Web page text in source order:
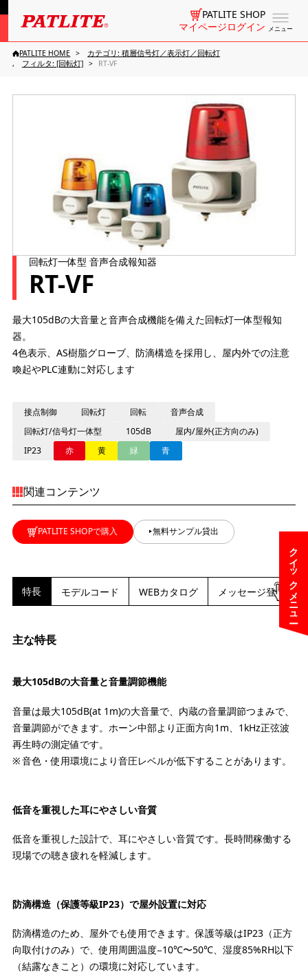
メニュー
PATLITE SHOP
マイページログイン
クイックメニュー
PATLITE HOME
カテゴリ: 積層信号灯／表示灯／回転灯
フィルタ: [回転灯]
RT-VF
回転灯一体型 音声合成報知器
RT-VF
最大105dBの大音量と音声合成機能を備えた回転灯一体型報知
器。
4色表示、AS樹脂グローブ、防滴構造を採用し、屋内外での注意
喚起やPLC連動に対応します
接点制御 回転灯 回転
音声合成
回転灯/信号灯一体型
105dB
屋内/屋外(正方向のみ)
IP23
赤 黄 緑 青
関連コンテンツ
PATLITE SHOPで購入 無料サンプル貸出
特長 モデルコード WEBカタログ メッセージ登録依頼
主な特長
最大105dBの大音量と音量調節機能
音量は最大105dB(at 1m)の大音量で、内蔵の音量調節つまみで、
音量調節ができます。ホーン中部より正面方向1m、1kHz正弦波
再生時の測定値です。
音色・使用環境により音圧レベルが低下することがあります。
低音を重視した耳にやさしい音質
低音を重視した設計で、耳にやさしい音質です。長時間稼働する
現場での聴き疲れを軽減します。
防滴構造（保護等級IP23）で屋外設置に対応
防滴構造のため、屋外でも使用できます。保護等級はIP23（正方
向取付けのみ）で、使用周囲温度−10℃〜50℃、湿度85%RH以下
（結露なきこと）の環境に対応しています。